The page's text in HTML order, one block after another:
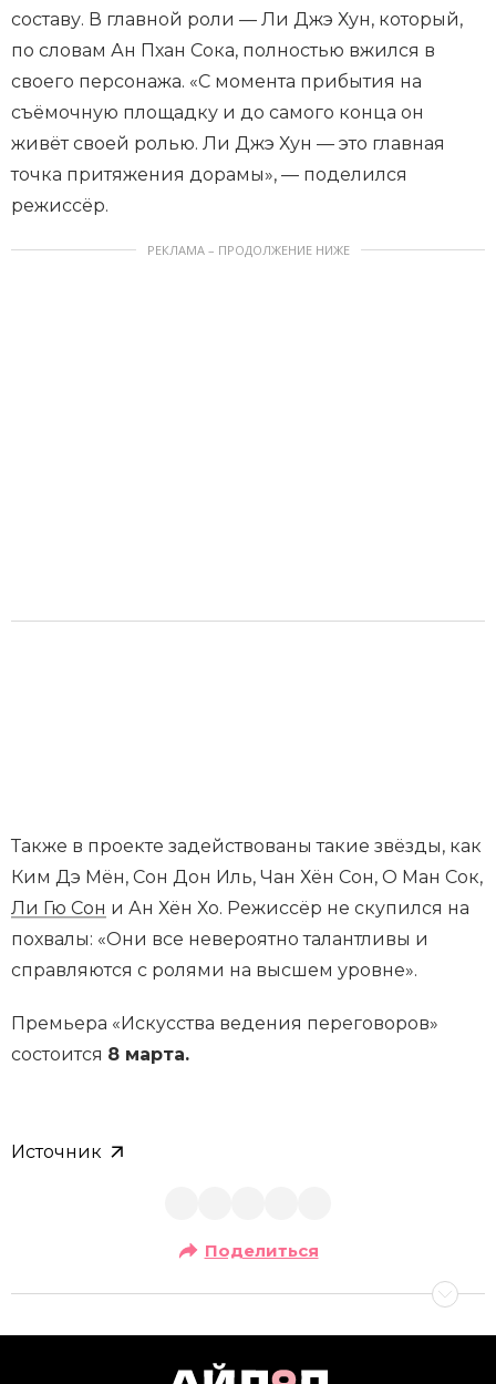
составу. В главной роли — Ли Джэ Хун, который,
по словам Ан Пхан Сока, полностью вжился в
своего персонажа. «С момента прибытия на
съёмочную площадку и до самого конца он
живёт своей ролью. Ли Джэ Хун — это главная
точка притяжения дорамы», — поделился
режиссёр.
РЕКЛАМА – ПРОДОЛЖЕНИЕ НИЖЕ
Также в проекте задействованы такие звёзды, как
Ким Дэ Мён, Сон Дон Иль, Чан Хён Сон, О Ман Сок,
Ли Гю Сон и Ан Хён Хо. Режиссёр не скупился на
похвалы: «Они все невероятно талантливы и
справляются с ролями на высшем уровне».
Премьера «Искусства ведения переговоров»
состоится 8 марта.
Источник
Поделиться